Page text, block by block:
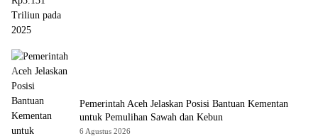
Pemerintah Aceh Jelaskan Posisi Bantuan Kementan
untuk Pemulihan Sawah dan Kebun
6 Agustus 2026